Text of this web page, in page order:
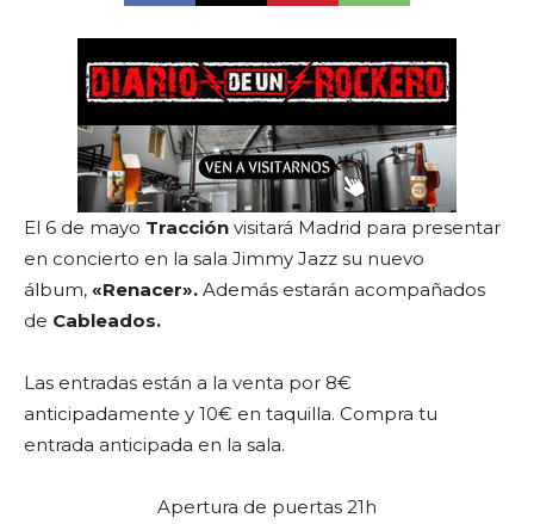
El 6 de mayo Tracción visitará Madrid para presentar
en concierto en la sala Jimmy Jazz su nuevo
álbum, «Renacer». Además estarán acompañados
de Cableados.
Las entradas están a la venta por 8€
anticipadamente y 10€ en taquilla. Compra tu
entrada anticipada en la sala.
Apertura de puertas 21h